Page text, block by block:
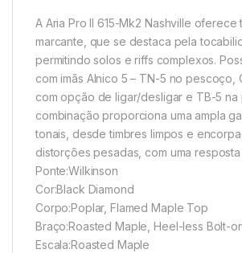
A Aria Pro II 615-Mk2 Nashville oferece
marcante, que se destaca pela
permitindo solos e riffs complexos.
com imãs Alnico 5 – TN-5 no pescoço,
com opção de ligar/desligar e TB-5 na
combinação proporciona uma ampla
tonais, desde timbres limpos e
distorções pesadas, com uma
Ponte:Wilkinson
Cor:Black Diamond
Corpo:Poplar, Flamed Maple Top
Braço:Roasted Maple, Heel-less Bolt-
Escala:Roasted Maple